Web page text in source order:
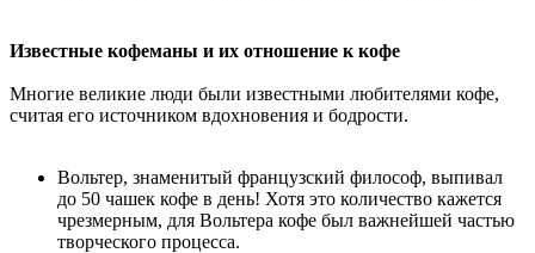
Известные кофеманы и их отношение к кофе
Многие великие люди были известными любителями кофе,
считая его источником вдохновения и бодрости.
Вольтер, знаменитый французский философ, выпивал
до 50 чашек кофе в день! Хотя это количество кажется
чрезмерным, для Вольтера кофе был важнейшей частью
творческого процесса.